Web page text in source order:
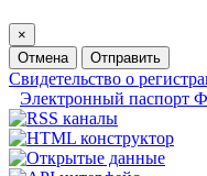
×
Отмена
Отправить
Свидетельство о
Электронный